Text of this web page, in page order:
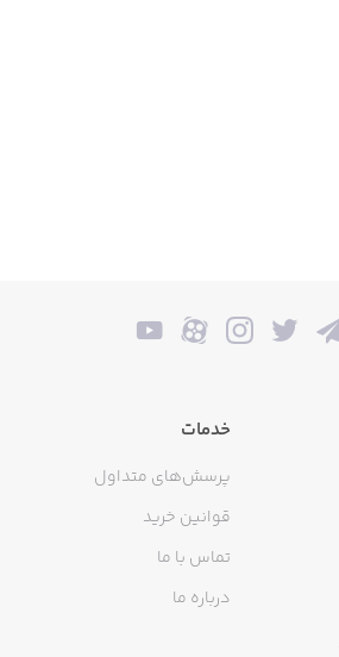
خدمات
پرسش‌های متداول
قوانین خرید
تماس با ما
درباره ما